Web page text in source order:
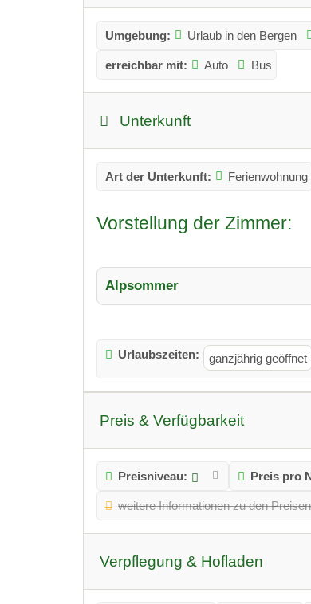
Umgebung: Urlaub in den Bergen
erreichbar mit: Auto Bus
Unterkunft
Art der Unterkunft: Ferienwohnung
Vorstellung der Zimmer:
Alpsommer
Urlaubszeiten: ganzjährig geöffnet
Preis & Verfügbarkeit
Preisniveau: Preis pro
weitere Informationen zu den Preisen
Verpflegung & Hofladen